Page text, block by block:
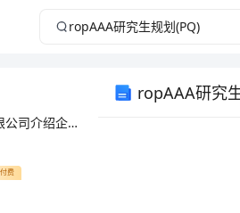
厦门海镜科技有限公司介绍企业发展分析报告
付费
ropAAA研究